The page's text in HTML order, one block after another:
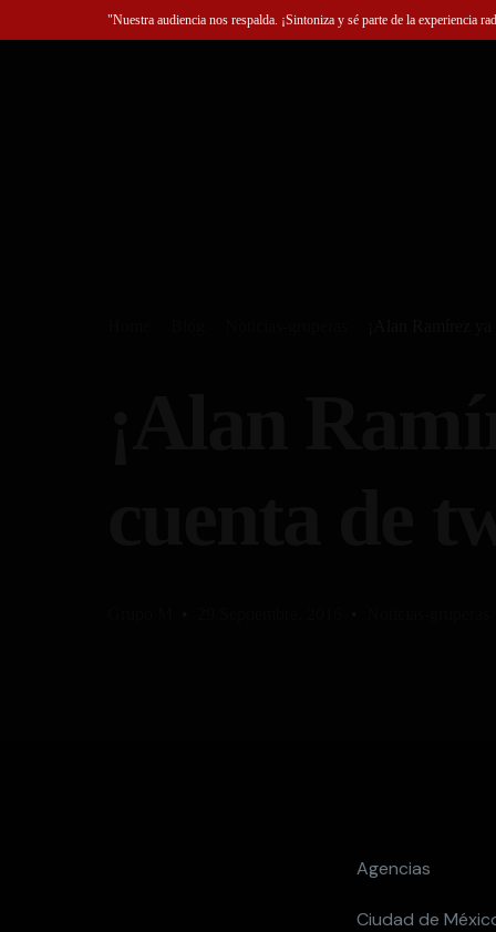
"Nuestra audiencia nos respalda. ¡Sintoniza y sé parte de la experiencia
Agencias
Ciudad de